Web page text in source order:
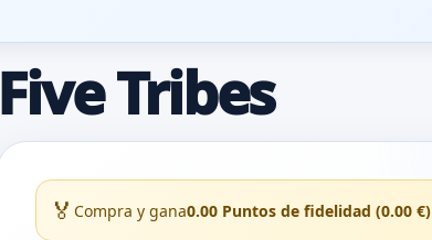
Five Tribes
🏅 Compra y gana0.00 Puntos de fidelidad (0.00 €)